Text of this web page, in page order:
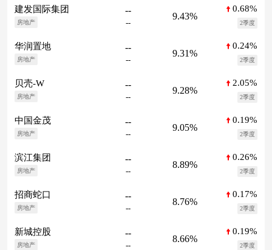
建发国际集团
房地产
--
--
9.43%
0.68%
2季度
华润置地
房地产
--
--
9.31%
0.24%
2季度
贝壳-W
房地产
--
--
9.28%
2.05%
2季度
中国金茂
房地产
--
--
9.05%
0.19%
2季度
滨江集团
房地产
--
--
8.89%
0.26%
2季度
招商蛇口
房地产
--
--
8.76%
0.17%
2季度
新城控股
房地产
--
--
8.66%
0.19%
2季度